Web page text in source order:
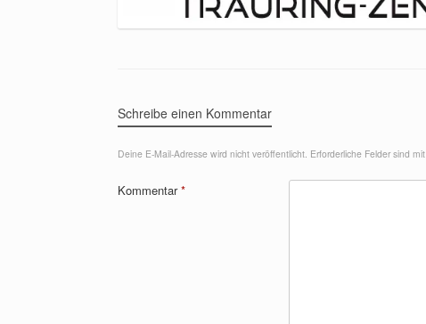
Schreibe einen Kommentar
Deine E-Mail-Adresse wird nicht veröffentlicht. Erforderliche Felder sind mit
Kommentar*